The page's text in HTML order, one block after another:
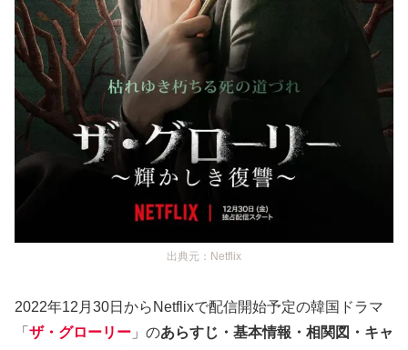
出典元：Netflix
2022年12月30日からNetflixで配信開始予定の韓国ドラマ
「 ザ・グローリー 」のあらすじ・基本情報・相関図・キャ